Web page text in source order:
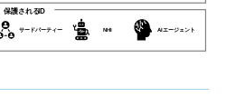
保護されるID
サードパーティー NHI AIエージェント